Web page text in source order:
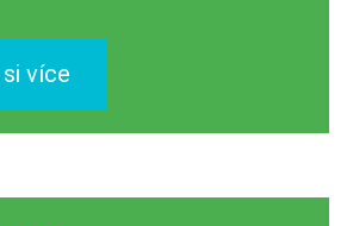
více